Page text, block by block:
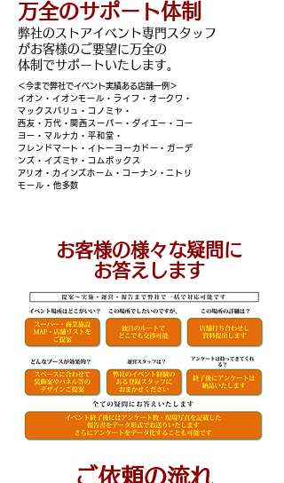
万全のサポート体制
弊社のストアイベント専門スタッフ
がお客様のご要望に万全の
​体制でサポートいたします。
​＜今まで弊社でイベント実績ある店舗一例＞
​イオン・イオンモール・ライフ・オークワ ​・
マックスバリュ・コノミヤ・
西友・万代・ 関西スーパー・ダイエー・コー
ヨー ​・マルナカ・平和堂・
フレンドマート・イトーヨーカドー・ガーデ
ンズ・イズミヤ・コムボックス
​アリオ・カインズホーム・コーナン・ニトリ
モール・他多数
お客様の様々な疑問に
お答えします
ご依頼の流れ